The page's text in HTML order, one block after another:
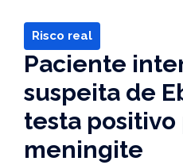
Risco real
Paciente
suspeita de
testa positivo
meningite